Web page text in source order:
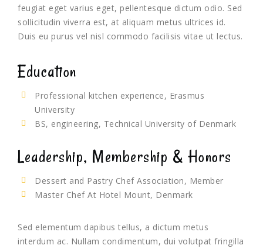
feugiat eget varius eget, pellentesque dictum odio. Sed
sollicitudin viverra est, at aliquam metus ultrices id.
Duis eu purus vel nisl commodo facilisis vitae ut lectus.
Education
Professional kitchen experience, Erasmus
University
BS, engineering, Technical University of Denmark
Leadership, Membership & Honors
Dessert and Pastry Chef Association, Member
Master Chef At Hotel Mount, Denmark
Sed elementum dapibus tellus, a dictum metus
interdum ac. Nullam condimentum, dui volutpat fringilla